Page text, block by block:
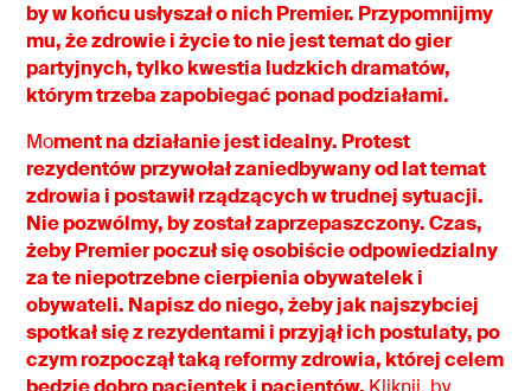
by w końcu usłyszał o nich Premier. Przypomnijmy
mu, że zdrowie i życie to nie jest temat do gier
partyjnych, tylko kwestia ludzkich dramatów,
którym trzeba zapobiegać ponad podziałami.
Moment na działanie jest idealny. Protest
rezydentów przywołał zaniedbywany od lat temat
zdrowia i postawił rządzących w trudnej sytuacji.
Nie pozwólmy, by został zaprzepaszczony. Czas,
żeby Premier poczuł się osobiście odpowiedzialny
za te niepotrzebne cierpienia obywatelek i
obywateli. Napisz do niego, żeby jak najszybciej
spotkał się z rezydentami i przyjął ich postulaty, po
czym rozpoczął taką reformy zdrowia, której celem